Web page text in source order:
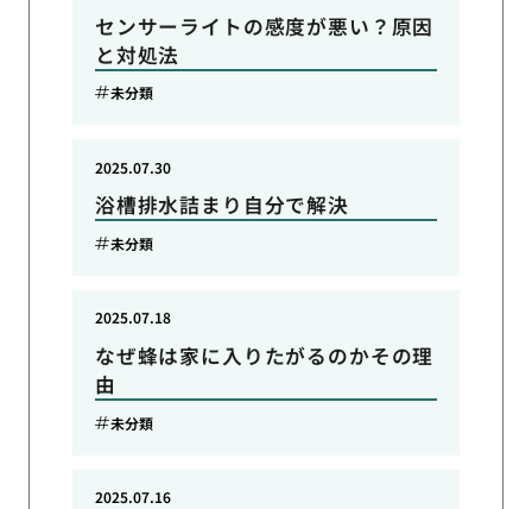
センサーライトの感度が悪い？原因
と対処法
未分類
浴槽排水詰まり自分で解決
2025.07.30
未分類
なぜ蜂は家に入りたがるのかその理
由
2025.07.18
未分類
2025.07.16